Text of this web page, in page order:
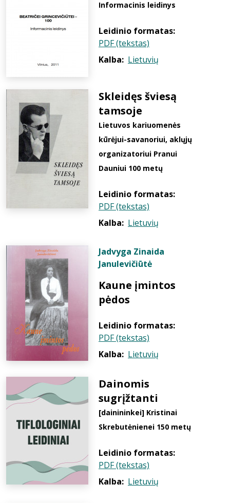
Informacinis leidinys
Leidinio formatas:
PDF (tekstas)
Kalba: Lietuvių
Skleidęs šviesą
tamsoje
Lietuvos kariuomenės
kūrėjui-savanoriui, aklųjų
organizatoriui Pranui
Dauniui 100 metų
Leidinio formatas:
PDF (tekstas)
Kalba: Lietuvių
Jadvyga Zinaida
Janulevičiūtė
Kaune įmintos
pėdos
Leidinio formatas:
PDF (tekstas)
Kalba: Lietuvių
Dainomis
sugrįžtanti
[dainininkei] Kristinai
Skrebutėnienei 150 metų
Leidinio formatas:
PDF (tekstas)
Kalba: Lietuvių